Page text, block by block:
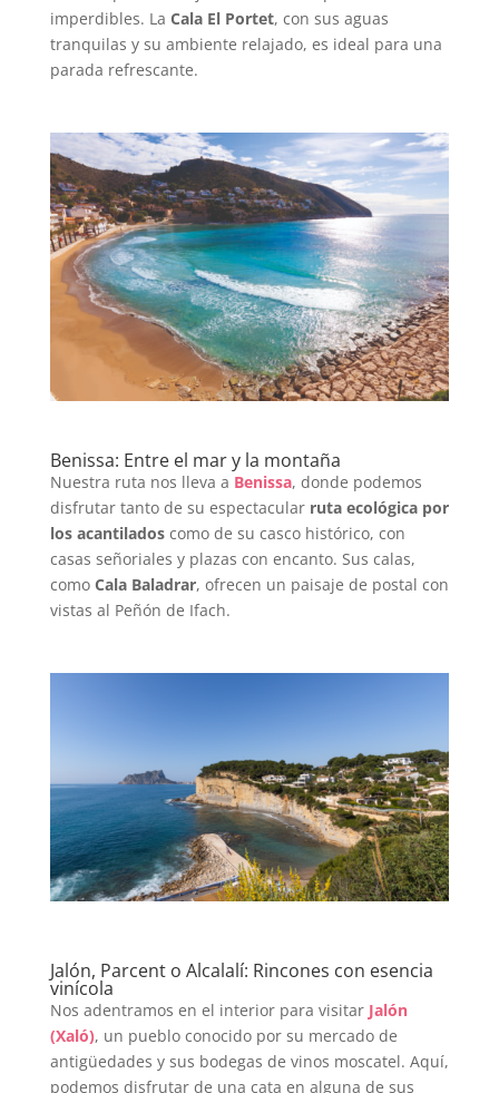
imperdibles. La Cala El Portet, con sus aguas
tranquilas y su ambiente relajado, es ideal para una
parada refrescante.
Benissa: Entre el mar y la montaña
Nuestra ruta nos lleva a Benissa, donde podemos
disfrutar tanto de su espectacular ruta ecológica por
los acantiladoscomo de su casco histórico, con
casas señoriales y plazas con encanto. Sus calas,
como Cala Baladrar, ofrecen un paisaje de postal con
vistas al Peñón de Ifach.
Jalón, Parcent o Alcalalí: Rincones con esencia
vinícola
Nos adentramos en el interior para visitar Jalón
(Xaló), un pueblo conocido por su mercado de
antigüedades y sus bodegas de vinos moscatel. Aquí,
podemos disfrutar de una cata en alguna de sus